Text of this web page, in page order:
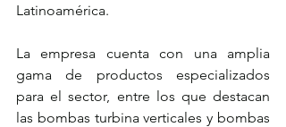
Latinoamérica.
La empresa cuenta con una amplia
gama de productos especializados
para el sector, entre los que destacan
las bombas turbina verticales y bombas